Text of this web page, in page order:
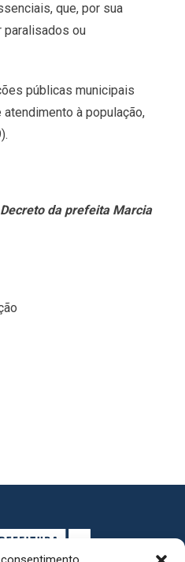
que, por sua
paralisados ou
públicas municipais
à população,
da prefeita Marcia